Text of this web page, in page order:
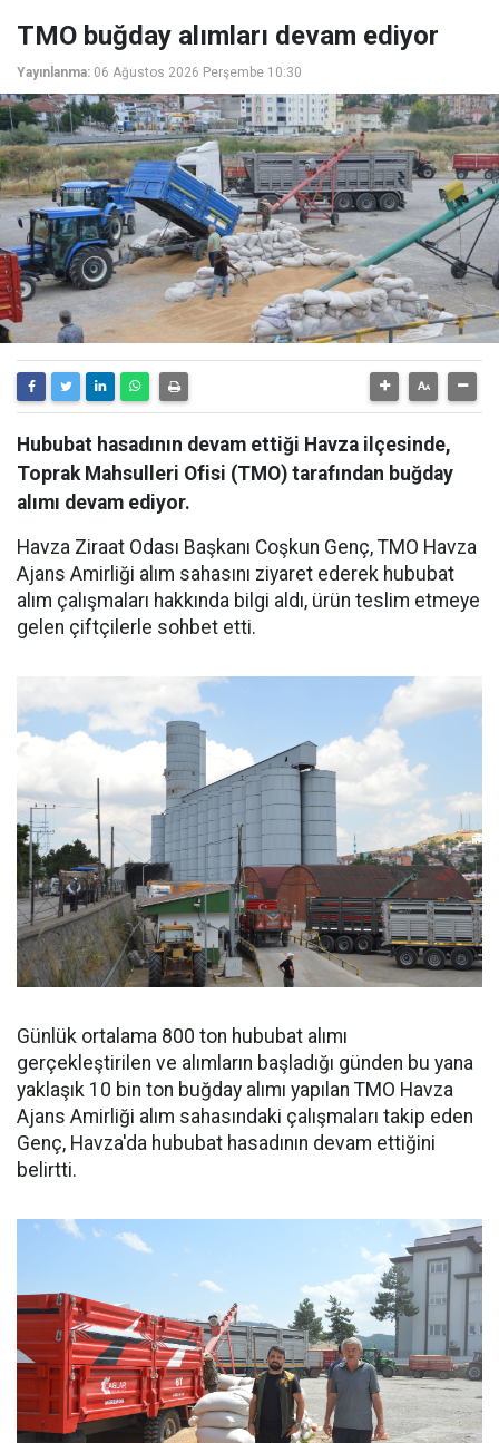
TMO buğday alımları devam ediyor
Yayınlanma: 06 Ağustos 2026 Perşembe 10:30
Hububat hasadının devam ettiği Havza ilçesinde,
Toprak Mahsulleri Ofisi (TMO) tarafından buğday
alımı devam ediyor.
Havza Ziraat Odası Başkanı Coşkun Genç, TMO Havza
Ajans Amirliği alım sahasını ziyaret ederek hububat
alım çalışmaları hakkında bilgi aldı, ürün teslim etmeye
gelen çiftçilerle sohbet etti.
Günlük ortalama 800 ton hububat alımı
gerçekleştirilen ve alımların başladığı günden bu yana
yaklaşık 10 bin ton buğday alımı yapılan TMO Havza
Ajans Amirliği alım sahasındaki çalışmaları takip eden
Genç, Havza'da hububat hasadının devam ettiğini
belirtti.